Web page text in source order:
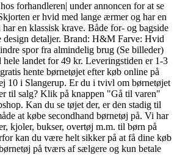
forhandleren| under annoncen for at se
er hvid med lange ærmer og har en
en klassisk krave. Både for- og bagside
design detaljer. Brand: H&M Farve: Hvid
spor fra almindelig brug (Se billeder)
landet for 49 kr. Leveringstiden er 1-3
hente børnetøjet efter køb online på
10 i Slangerup. Er du i tvivl om børnetøjet
til salg? Klik på knappen "Gå til varen"
Kan du se tøjet der, er den stadig til
at købe secondhand børnetøj på. Vi har
kjoler, bukser, overtøj m.m. til børn på
kan du være helt sikker på at få dine køb
på tværs af sælgere og kun betale